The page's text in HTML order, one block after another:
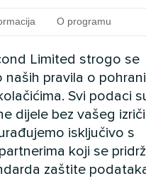
sustav radi nevidljivo,
pametnog
povezivost Daljinsko
upraviteljima
s bilo kojeg
u stvarnom
O programu
Limited strogo se
naših pravila o pohrani
Svi podaci
dijele bez vašeg
isključivo s
koji se
zaštite